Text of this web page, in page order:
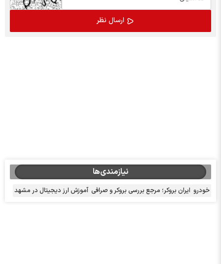
نیازمندی‌ها
خودرو ایران بروکر؛ مرجع بررسی بروکر و صرافی آموزش ارز دیجیتال در مشهد